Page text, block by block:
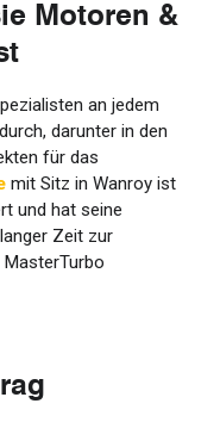
Motoren &
an jedem
darunter in den
für das
mit Sitz in Wanroy ist
und hat seine
Zeit zur